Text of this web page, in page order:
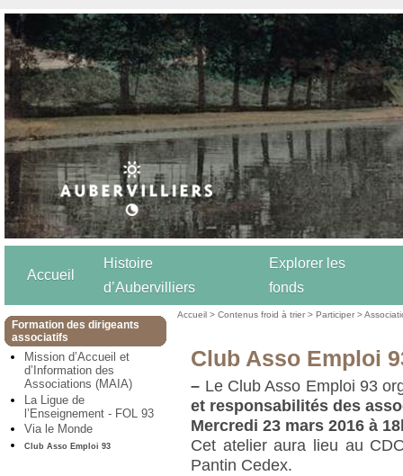
Accueil
Histoire
d’Aubervilliers
Explorer les
fonds
Formation des dirigeants
associatifs
Mission d’Accueil et
d’Information des
Associations (MAIA)
La Ligue de
l’Enseignement - FOL 93
Via le Monde
Club Asso Emploi 93
Accueil >Contenus froid à trier >Participer >
Club Asso Emploi
– Le Club Asso Emploi 93
et responsabilités des
Mercredi 23 mars 2016 à
Cet atelier aura lieu au
Pantin Cedex.